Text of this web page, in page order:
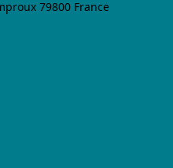
79800 France